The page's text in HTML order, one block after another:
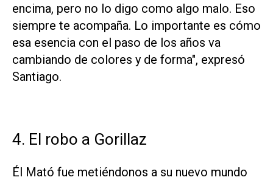
encima, pero no lo digo como algo malo. Eso
siempre te acompaña. Lo importante es cómo
esa esencia con el paso de los años va
cambiando de colores y de forma", expresó
Santiago.
4. El robo a Gorillaz
Él Mató fue metiéndonos a su nuevo mundo